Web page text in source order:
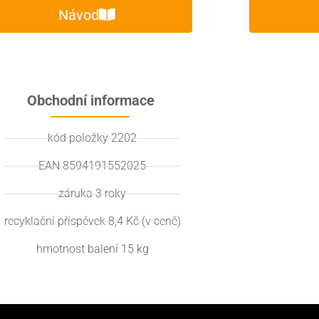
Návod
Obchodní informace
kód položky 2202
EAN 8594191552025
záruka 3 roky
recyklační příspěvek 8,4 Kč (v ceně)
hmotnost balení 15 kg